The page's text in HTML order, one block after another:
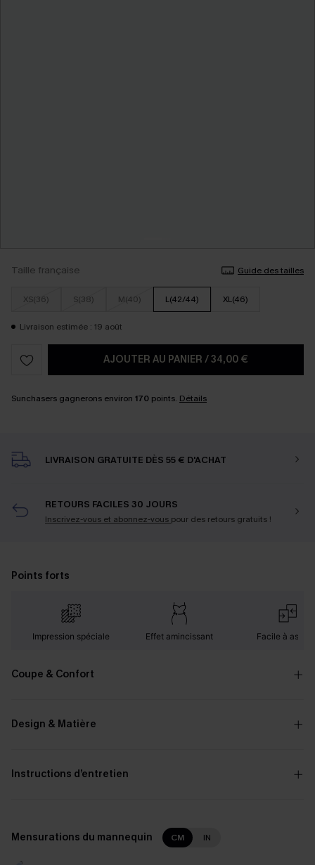
Taille française Guide des tailles
XS(36) S(38) M(40) L(42/44) XL(46)
Livraison estimée : 19 août
AJOUTER AU PANIER /34,00 €
Sunchasers gagnerons environ 170 points. Détails
LIVRAISON GRATUITE DÈS 55 € D'ACHAT
RETOURS FACILES 30 JOURS
Inscrivez-vous et abonnez-vous pour des retours gratuits !
Points forts
Impression spéciale Effet amincissant Facile à
Coupe & Confort
Design & Matière
Instructions d’entretien
Mensurations du mannequin CM IN